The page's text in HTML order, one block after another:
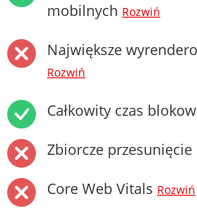
mobilnych Rozwiń
Największe
Rozwiń
Całkowity czas
Zbiorcze przesunięcie
Core Web Vitals Rozwiń